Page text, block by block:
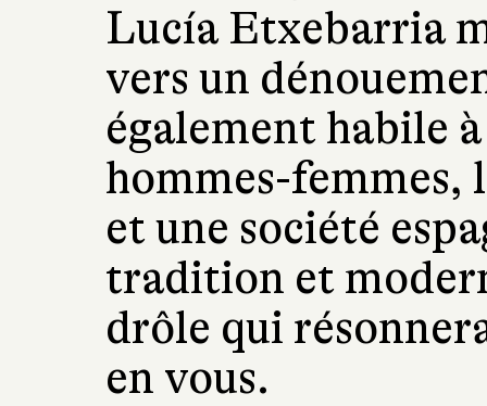
Lucía Etxebarria
vers un
également habile
hommes-femmes,
et une société
tradition et
drôle qui
en vous.